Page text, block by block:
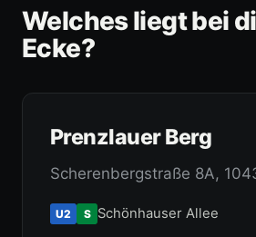
Welches liegt bei
Ecke?
Prenzlauer Berg
Scherenbergstraße 8A,
U2 S Schönhauser Allee